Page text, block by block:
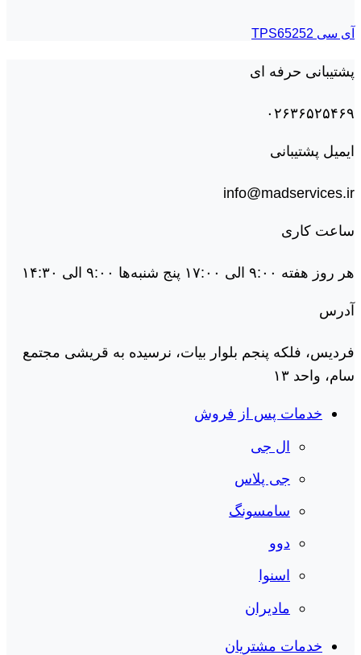
آی‌ سی TPS65252
پشتیبانی حرفه ای
۰۲۶۳۶۵۲۵۴۶۹
ایمیل پشتیبانی
info@madservices.ir
ساعت کاری
هر روز هفته ۹:۰۰ الی ۱۷:۰۰ پنج شنبه‌ها ۹:۰۰ الی ۱۴:۳۰
آدرس
فردیس، فلکه پنجم بلوار بیات، نرسیده به قریشی مجتمع
سام، واحد ۱۳
خدمات پس از فروش
ال جی
جی پلاس
سامسونگ
دوو
اسنوا
مادیران
خدمات مشتریان